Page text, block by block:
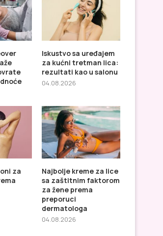
rezultati...
prema mišljenju
Iskustvo sa uređajem
za kućni tretman lica:
rezultati kao u salonu
04.08.2026
za
Najbolje kreme za lice
sa zaštitnim faktorom
za žene prema
preporuci
dermatologa
04.08.2026